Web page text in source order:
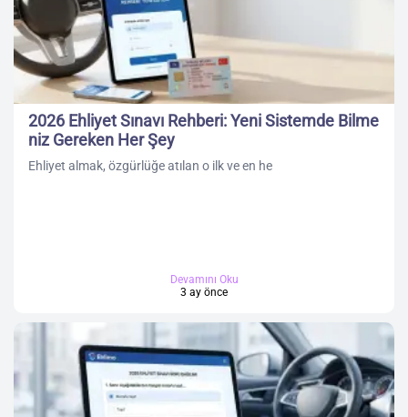
2026 Ehliyet Sınavı Rehberi: Yeni Sistemde Bilme
niz Gereken Her Şey
Ehliyet almak, özgürlüğe atılan o ilk ve en he
Devamını Oku
3 ay önce